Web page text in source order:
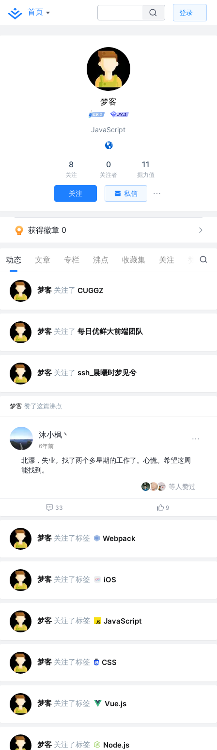
首页 登录
梦客
JavaScript
8
关注
0
关注者
11
掘力值
关注 私信
获得徽章 0
动态 文章 专栏 沸点 收藏集 关注 2
梦客 关注了 CUGGZ
梦客 关注了 每日优鲜大前端团队
梦客 关注了 ssh_晨曦时梦见兮
梦客 赞了这篇沸点
沐小枫丶
6年前
北漂，失业。找了两个多星期的工作了。心慌。希望这周
能找到。
等人赞过
33 9
梦客 关注了标签 Webpack
梦客 关注了标签 iOS
梦客 关注了标签 JavaScript
梦客 关注了标签 CSS
梦客 关注了标签 Vue.js
梦客 关注了标签 Node.js